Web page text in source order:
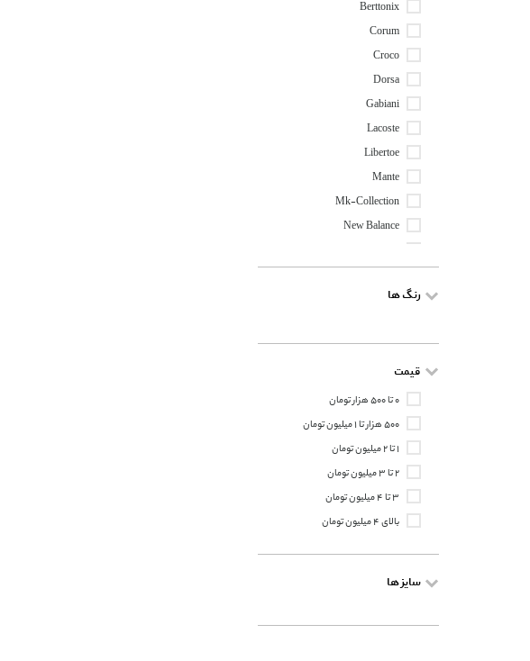
Berttonix
Corum
Croco
Dorsa
Gabiani
Lacoste
Libertoe
Mante
Mk-Collection
New Balance
Reebokرنگ ها
قیمت
۰ تا ۵۰۰ هزار تومان
۵۰۰ هزار تا ۱ میلیون تومان
۱ تا ۲ میلیون تومان
۲ تا ۳ میلیون تومان
۳ تا ۴ میلیون تومان
بالای ۴ میلیون تومان
سایز ها